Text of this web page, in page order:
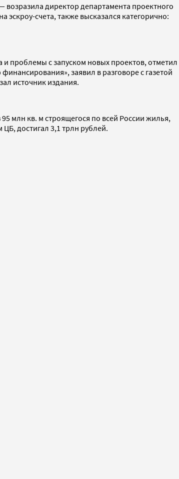
директор департамента проектного
счета, также высказался категорично:
проблемы с запуском новых проектов, отметил
заявил в разговоре с газетой
источник издания.
млн кв. м строящегося по всей России жилья,
достигал 3,1 трлн рублей.